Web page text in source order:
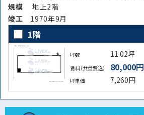
規模
地上2階
竣⼯ 1970年9月
1階
坪数 11.02坪
賃料（共益費込） 80,000円
坪単価 7,260円